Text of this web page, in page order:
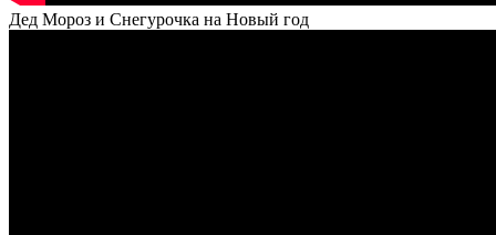
Дед Мороз и Снегурочка на Новый год